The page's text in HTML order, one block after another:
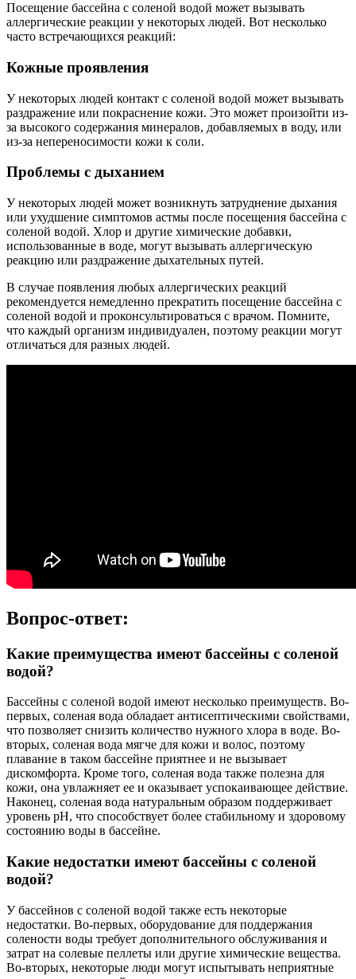
Посещение бассейна с соленой водой может вызывать
аллергические реакции у некоторых людей. Вот несколько
часто встречающихся реакций:
Кожные проявления
У некоторых людей контакт с соленой водой может вызывать
раздражение или покраснение кожи. Это может произойти из-
за высокого содержания минералов, добавляемых в воду, или
из-за непереносимости кожи к соли.
Проблемы с дыханием
У некоторых людей может возникнуть затруднение дыхания
или ухудшение симптомов астмы после посещения бассейна с
соленой водой. Хлор и другие химические добавки,
использованные в воде, могут вызывать аллергическую
реакцию или раздражение дыхательных путей.
В случае появления любых аллергических реакций
рекомендуется немедленно прекратить посещение бассейна с
соленой водой и проконсультироваться с врачом. Помните,
что каждый организм индивидуален, поэтому реакции могут
отличаться для разных людей.
Вопрос-ответ:
Какие преимущества имеют бассейны с соленой
водой?
Бассейны с соленой водой имеют несколько преимуществ. Во-
первых, соленая вода обладает антисептическими свойствами,
что позволяет снизить количество нужного хлора в воде. Во-
вторых, соленая вода мягче для кожи и волос, поэтому
плавание в таком бассейне приятнее и не вызывает
дискомфорта. Кроме того, соленая вода также полезна для
кожи, она увлажняет ее и оказывает успокаивающее действие.
Наконец, соленая вода натуральным образом поддерживает
уровень pH, что способствует более стабильному и здоровому
состоянию воды в бассейне.
Какие недостатки имеют бассейны с соленой
водой?
У бассейнов с соленой водой также есть некоторые
недостатки. Во-первых, оборудование для поддержания
солености воды требует дополнительного обслуживания и
затрат на солевые пеллеты или другие химические вещества.
Во-вторых, некоторые люди могут испытывать неприятные